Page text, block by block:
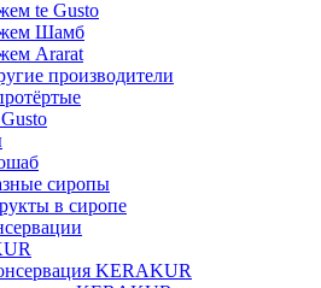
te Gusto
Шамб
Ararat
производители
сиропы
в сиропе
KERAKUR